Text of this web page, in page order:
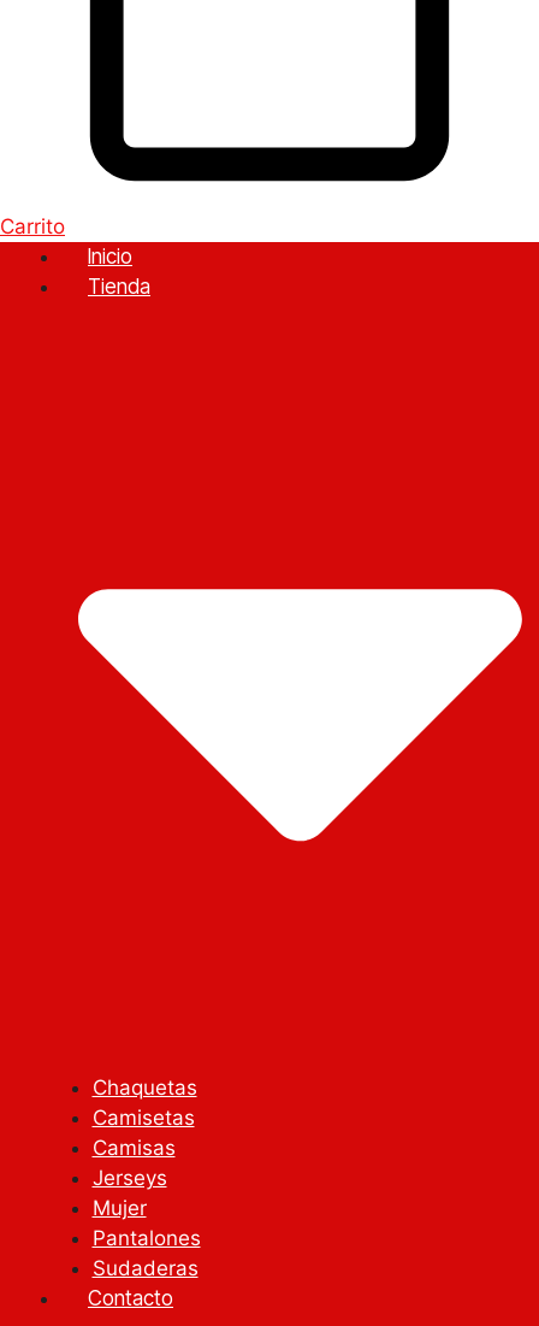
Carrito
Inicio
Tienda
Chaquetas
Camisetas
Camisas
Jerseys
Mujer
Pantalones
Sudaderas
Contacto